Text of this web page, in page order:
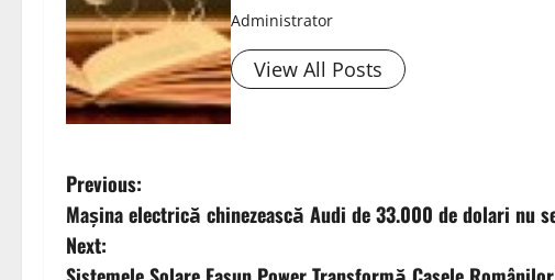
Administrator
View All Posts
P
o
Previous:
Mașina electrică chinezească Audi de 33.000 de dolari nu
Next: